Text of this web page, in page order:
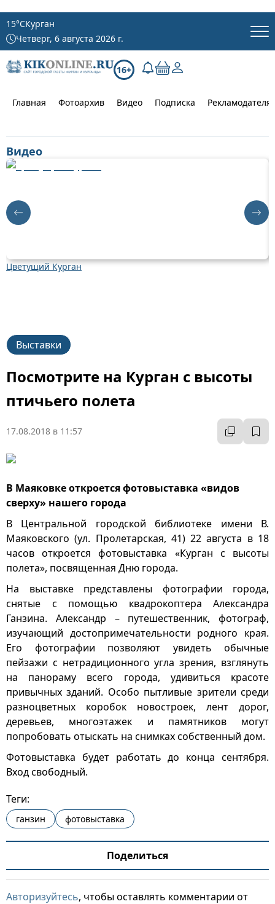
15°CКурган
Четверг, 6 августа 2026 г.
16+
Главная Фотоархив Видео Подписка
Видео
Цветущий Курган
Выставки
Посмотрите на Курган с высоты
птичьего полета
17.08.2018 в 11:57
В Маяковке откроется фотовыставка «видов
сверху» нашего города
В Центральной городской библиотеке имени В.
Маяковского (ул. Пролетарская, 41) 22 августа в 18
часов откроется фотовыставка «Курган с высоты
полета», посвященная Дню города.
На выставке представлены фотографии города,
снятые с помощью квадрокоптера Александра
Ганзина. Александр – путешественник, фотограф,
изучающий достопримечательности родного края.
Его фотографии позволяют увидеть обычные
пейзажи с нетрадиционного угла зрения, взглянуть
на панораму всего города, удивиться красоте
привычных зданий. Особо пытливые зрители среди
разноцветных коробок новостроек, лент дорог,
деревьев, многоэтажек и памятников могут
попробовать отыскать на снимках собственный дом.
Фотовыставка будет работать до конца сентября.
Вход свободный.
Теги:
ганзин фотовыставка
Поделиться
Авторизуйтесь, чтобы оставлять комментарии от